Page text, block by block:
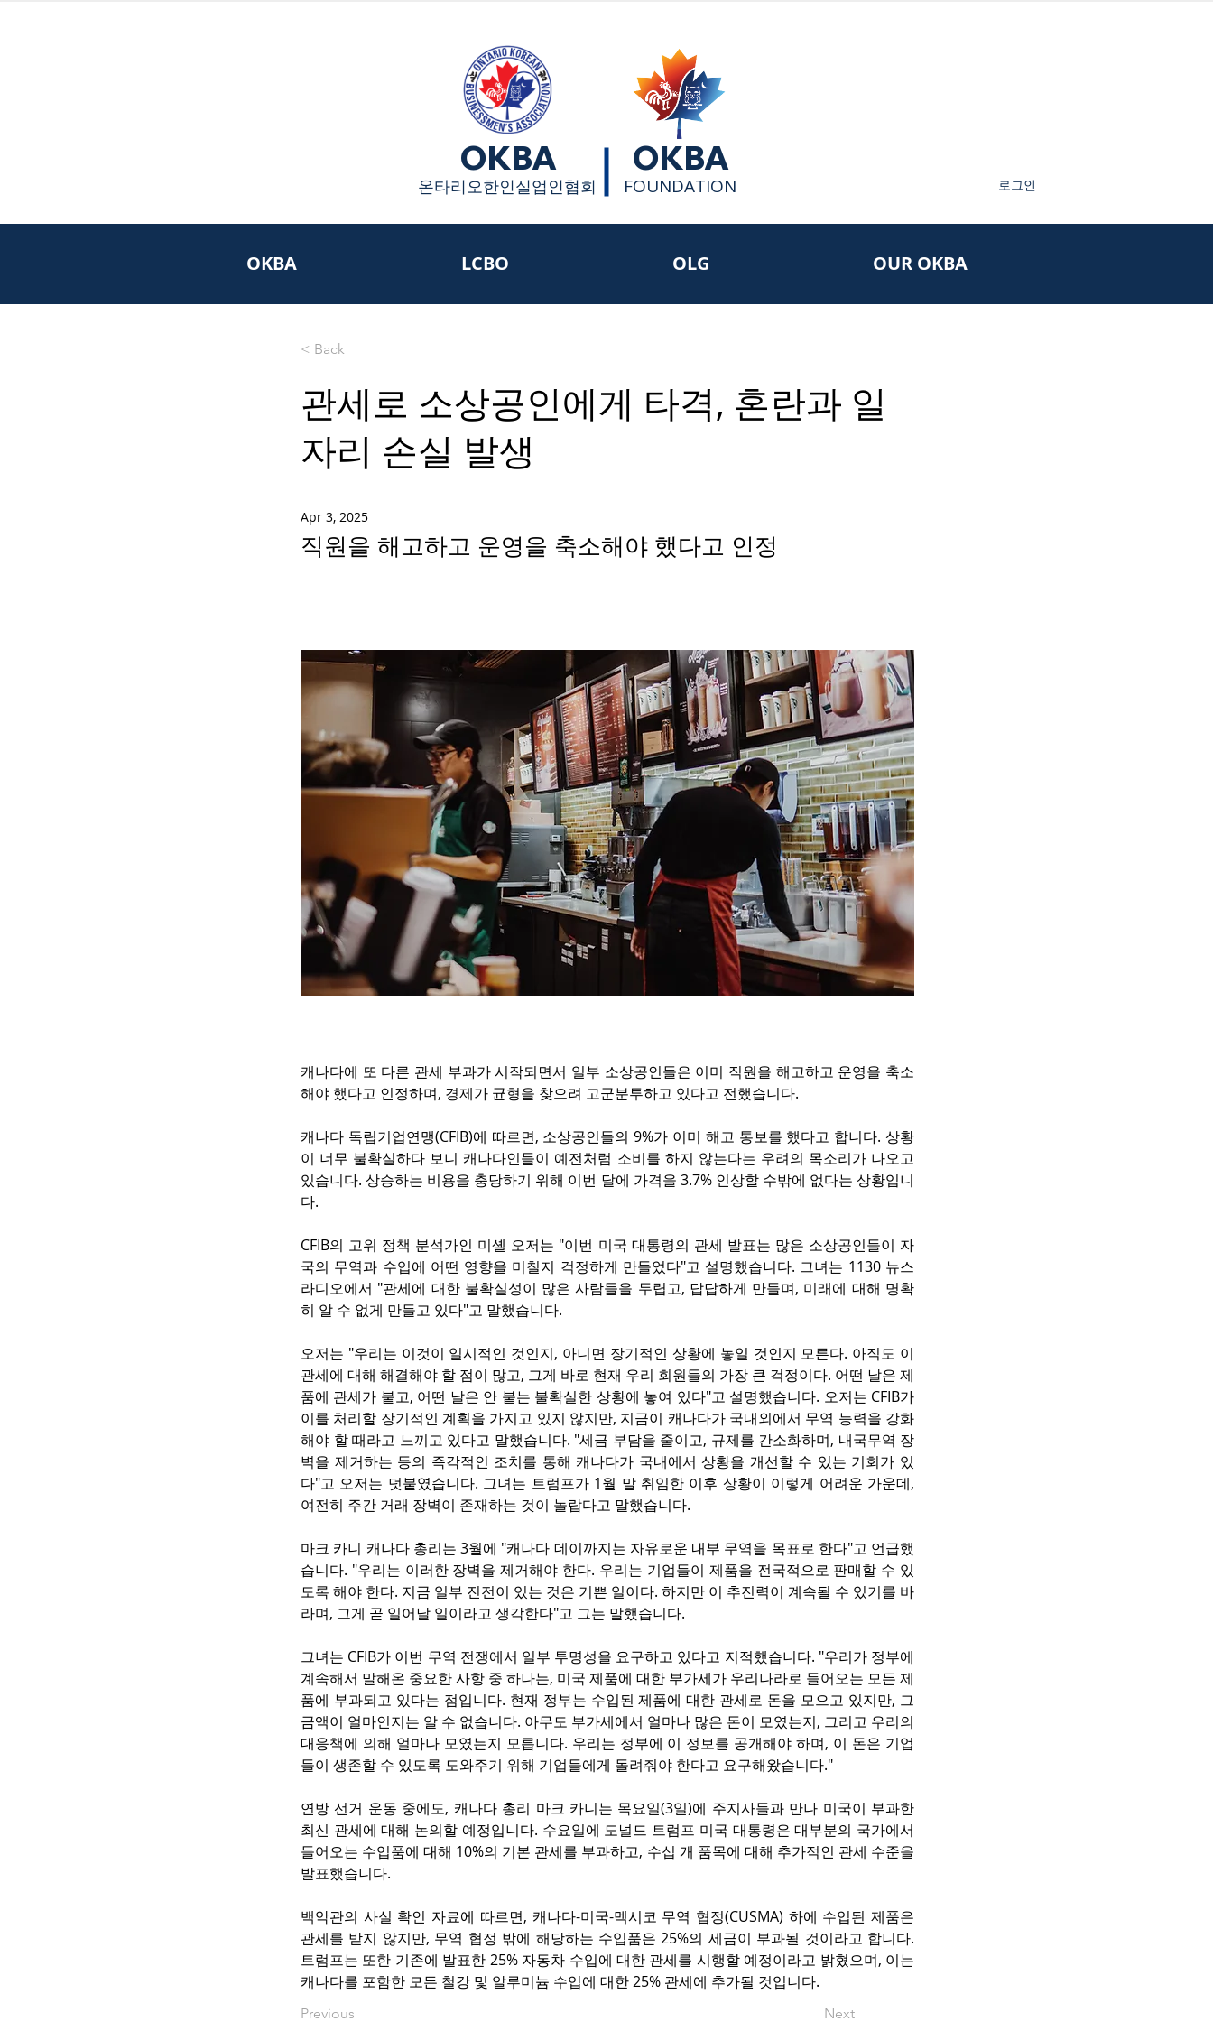
OKBA
​온타리오한인실업인협회
OKBA
FOUNDATION 로그인
OKBA LCBO OLG OUR OKBA
< Back
관세로 소상공인에게 타격, 혼란과 일
자리 손실 발생
Apr 3, 2025
직원을 해고하고 운영을 축소해야 했다고 인정
캐나다에 또 다른 관세 부과가 시작되면서 일부 소상공인들은 이미 직원을 해고하고 운영을 축소
해야 했다고 인정하며, 경제가 균형을 찾으려 고군분투하고 있다고 전했습니다.
캐나다 독립기업연맹(CFIB)에 따르면, 소상공인들의 9%가 이미 해고 통보를 했다고 합니다. 상황
이 너무 불확실하다 보니 캐나다인들이 예전처럼 소비를 하지 않는다는 우려의 목소리가 나오고
있습니다. 상승하는 비용을 충당하기 위해 이번 달에 가격을 3.7% 인상할 수밖에 없다는 상황입니
다.
CFIB의 고위 정책 분석가인 미셸 오저는 "이번 미국 대통령의 관세 발표는 많은 소상공인들이 자
국의 무역과 수입에 어떤 영향을 미칠지 걱정하게 만들었다"고 설명했습니다. 그녀는 1130 뉴스
라디오에서 "관세에 대한 불확실성이 많은 사람들을 두렵고, 답답하게 만들며, 미래에 대해 명확
히 알 수 없게 만들고 있다"고 말했습니다.
오저는 "우리는 이것이 일시적인 것인지, 아니면 장기적인 상황에 놓일 것인지 모른다. 아직도 이
관세에 대해 해결해야 할 점이 많고, 그게 바로 현재 우리 회원들의 가장 큰 걱정이다. 어떤 날은 제
품에 관세가 붙고, 어떤 날은 안 붙는 불확실한 상황에 놓여 있다"고 설명했습니다. 오저는 CFIB가
이를 처리할 장기적인 계획을 가지고 있지 않지만, 지금이 캐나다가 국내외에서 무역 능력을 강화
해야 할 때라고 느끼고 있다고 말했습니다. "세금 부담을 줄이고, 규제를 간소화하며, 내국무역 장
벽을 제거하는 등의 즉각적인 조치를 통해 캐나다가 국내에서 상황을 개선할 수 있는 기회가 있
다"고 오저는 덧붙였습니다. 그녀는 트럼프가 1월 말 취임한 이후 상황이 이렇게 어려운 가운데,
여전히 주간 거래 장벽이 존재하는 것이 놀랍다고 말했습니다.
마크 카니 캐나다 총리는 3월에 "캐나다 데이까지는 자유로운 내부 무역을 목표로 한다"고 언급했
습니다. "우리는 이러한 장벽을 제거해야 한다. 우리는 기업들이 제품을 전국적으로 판매할 수 있
도록 해야 한다. 지금 일부 진전이 있는 것은 기쁜 일이다. 하지만 이 추진력이 계속될 수 있기를 바
라며, 그게 곧 일어날 일이라고 생각한다"고 그는 말했습니다.
그녀는 CFIB가 이번 무역 전쟁에서 일부 투명성을 요구하고 있다고 지적했습니다. "우리가 정부에
계속해서 말해온 중요한 사항 중 하나는, 미국 제품에 대한 부가세가 우리나라로 들어오는 모든 제
품에 부과되고 있다는 점입니다. 현재 정부는 수입된 제품에 대한 관세로 돈을 모으고 있지만, 그
금액이 얼마인지는 알 수 없습니다. 아무도 부가세에서 얼마나 많은 돈이 모였는지, 그리고 우리의
대응책에 의해 얼마나 모였는지 모릅니다. 우리는 정부에 이 정보를 공개해야 하며, 이 돈은 기업
들이 생존할 수 있도록 도와주기 위해 기업들에게 돌려줘야 한다고 요구해왔습니다."
연방 선거 운동 중에도, 캐나다 총리 마크 카니는 목요일(3일)에 주지사들과 만나 미국이 부과한
최신 관세에 대해 논의할 예정입니다. 수요일에 도널드 트럼프 미국 대통령은 대부분의 국가에서
들어오는 수입품에 대해 10%의 기본 관세를 부과하고, 수십 개 품목에 대해 추가적인 관세 수준을
발표했습니다.
백악관의 사실 확인 자료에 따르면, 캐나다-미국-멕시코 무역 협정(CUSMA) 하에 수입된 제품은
관세를 받지 않지만, 무역 협정 밖에 해당하는 수입품은 25%의 세금이 부과될 것이라고 합니다.
트럼프는 또한 기존에 발표한 25% 자동차 수입에 대한 관세를 시행할 예정이라고 밝혔으며, 이는
캐나다를 포함한 모든 철강 및 알루미늄 수입에 대한 25% 관세에 추가될 것입니다.
Previous Next